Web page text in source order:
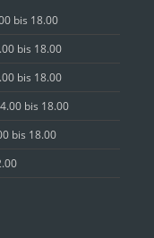
bis 18.00
bis 18.00
bis 18.00
bis 18.00
bis 18.00